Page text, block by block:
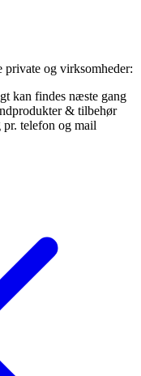
private og virksomheder:
kan findes næste gang
& tilbehør
pr. telefon og mail